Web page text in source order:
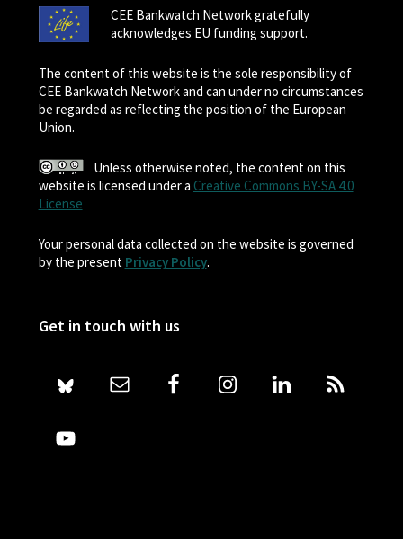
CEE Bankwatch Network gratefully
acknowledges EU funding support.
The content of this website is the sole responsibility of
CEE Bankwatch Network and can under no circumstances
be regarded as reflecting the position of the European
Union.
Unless otherwise noted, the content on this
website is licensed under a Creative Commons BY-SA 4.0
License
Your personal data collected on the website is governed
by the present Privacy Policy.
Get in touch with us